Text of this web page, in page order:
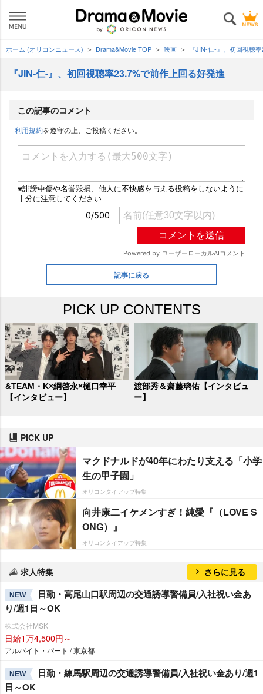
ホーム (オリコンニュース) Drama&Movie TOP 映画 『JIN-仁-』、初回視聴
『JIN-仁-』、初回視聴率23.7%で前作上回る好発進
この記事のコメント
利用規約を遵守の上、ご投稿ください。
記事に戻る
PICK UP CONTENTS
&TEAM・K×綱啓永×樋口幸平
【インタビュー】
渡部秀＆齋藤璃佑【インタビュ
ー】
PICK UP
マクドナルドが40年にわたり支える「小学
生の甲子園」
オリコンタイアップ特集
向井康二イケメンすぎ！純愛『（LOVE S
ONG）』
オリコンタイアップ特集
求人特集 さらに見る
NEW
日勤・高尾山口駅周辺の交通誘導警備員/入社祝い金あ
り/週1日～OK
株式会社MSK
日給1万4,500円～
アルバイト・パート / 東京都
NEW
日勤・練馬駅周辺の交通誘導警備員/入社祝い金あり/週1
日～OK